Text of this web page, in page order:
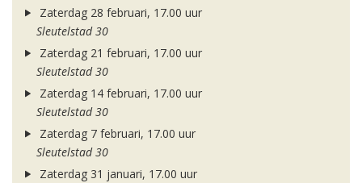
Zaterdag 28 februari, 17.00 uur
Sleutelstad 30
Zaterdag 21 februari, 17.00 uur
Sleutelstad 30
Zaterdag 14 februari, 17.00 uur
Sleutelstad 30
Zaterdag 7 februari, 17.00 uur
Sleutelstad 30
Zaterdag 31 januari, 17.00 uur